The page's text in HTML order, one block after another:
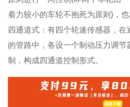
着力较小的车轮不抱死为原则)，也
四通道式：有四个轮速传感器，在
的管路中，各设一个制动压力调节
制，构成四通道控制形式。